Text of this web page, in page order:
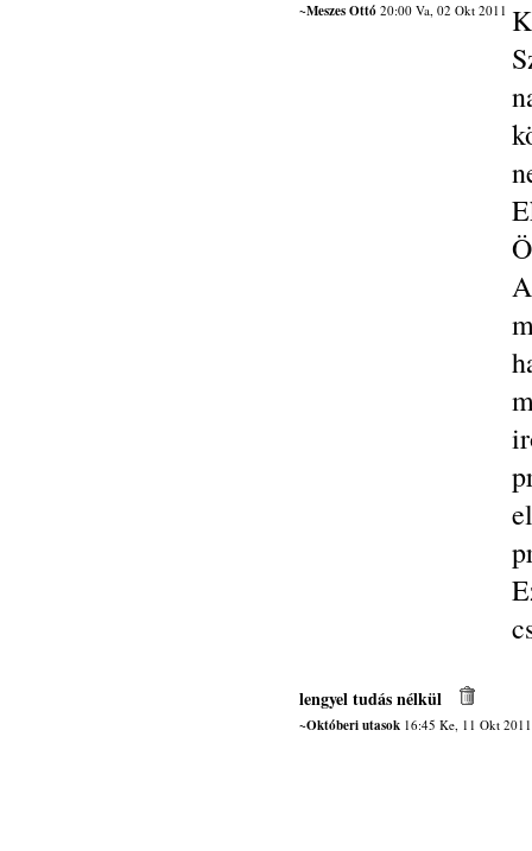
~Meszes Ottó20:00 Va, 02 Okt 2011
lengyel tudás nélkül
~Októberi utasok16:45 Ke, 11 Okt 2011